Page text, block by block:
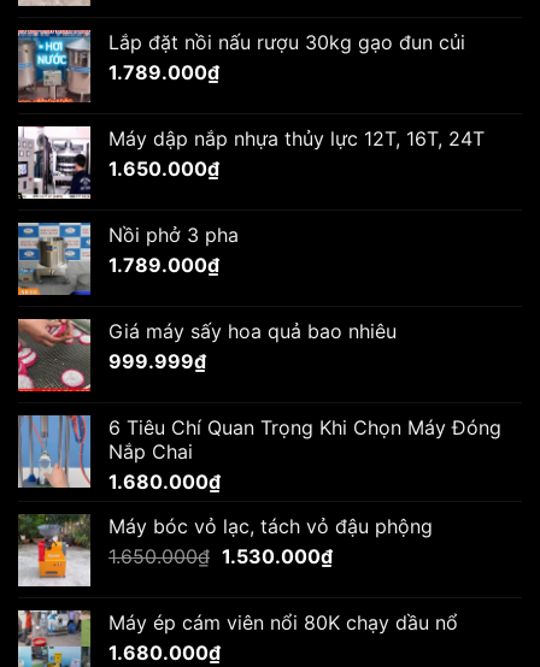
Lắp đặt nồi nấu rượu 30kg gạo đun củi
1.789.000₫
Máy dập nắp nhựa thủy lực 12T, 16T, 24T
1.650.000₫
Nồi phở 3 pha
1.789.000₫
Giá máy sấy hoa quả bao nhiêu
999.999₫
6 Tiêu Chí Quan Trọng Khi Chọn Máy Đóng
Nắp Chai
1.680.000₫
Máy bóc vỏ lạc, tách vỏ đậu phộng
1.650.000₫ Giá
1.650.000₫.
1.530.000₫Giá
là:
Máy ép cám viên nổi 80K chạy dầu nổ
1.680.000₫